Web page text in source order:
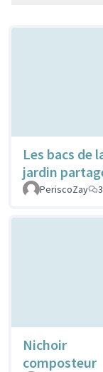
Les bacs de
jardin
PeriscoZay
3
Nichoir
composteur